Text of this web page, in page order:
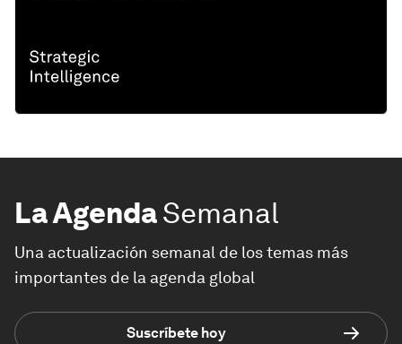
La AgendaSemanal
Una actualización semanal de los temas más
importantes de la agenda global
Suscríbete hoy